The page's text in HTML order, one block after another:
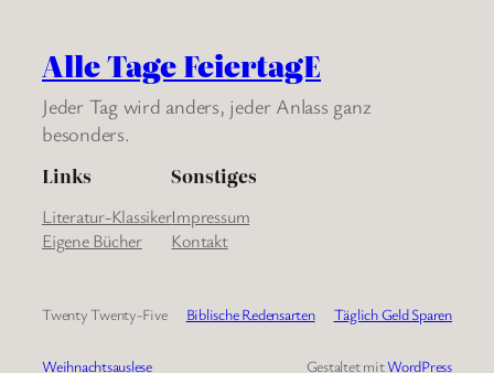
Alle Tage FeiertagE
Jeder Tag wird anders, jeder Anlass ganz
besonders.
Links
Literatur-Klassiker
Eigene Bücher
Sonstiges
Impressum
Kontakt
Twenty Twenty-Five Biblische Redensarten Täglich Geld Sparen
Weihnachtsauslese Gestaltet mitWordPress